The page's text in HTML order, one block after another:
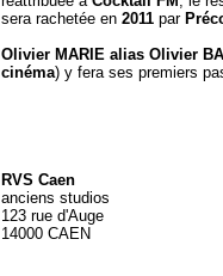
sera rachetée en 2011 par
Olivier MARIE alias Olivier
cinéma) y fera ses premiers
RVS Caen
anciens studios
123 rue d'Auge
14000 CAEN